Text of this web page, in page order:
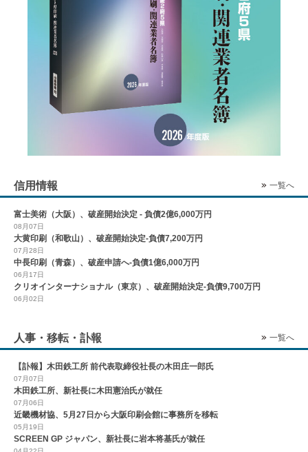
信用情報 一覧へ
富士美術（大阪）、破産開始決定 - 負債2億6,000万円
08月07日
大黄印刷（和歌山）、破産開始決定-負債7,200万円
07月28日
中長印刷（青森）、破産申請へ-負債1億6,000万円
06月17日
クリオインターナショナル（東京）、破産開始決定-負債9,700万円
06月02日
人事・移転・訃報 一覧へ
【訃報】木田鉄工所 前代表取締役社長の木田庄一郎氏
07月07日
木田鉄工所、新社長に木田憲治氏が就任
07月06日
近畿機材協、5月27日から大阪印刷会館に事務所を移転
05月19日
SCREEN GP ジャパン、新社長に岩本将基氏が就任